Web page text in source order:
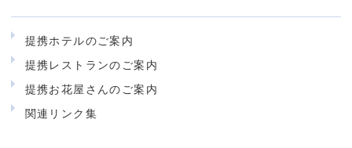
提携ホテルのご案内
提携レストランのご案内
提携お花屋さんのご案内
関連リンク集